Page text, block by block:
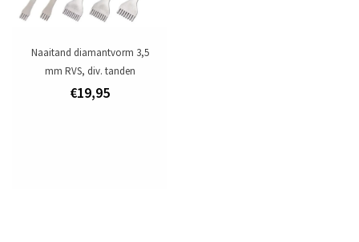
Naaitand diamantvorm 3,5
mm RVS, div. tanden
€19,95